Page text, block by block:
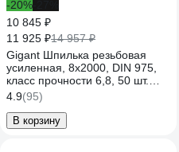
-20%
10 845 ₽
11 925 ₽14 957 ₽
Gigant Шпилька резьбовая
усиленная, 8x2000, DIN 975,
класс прочности 6,8, 50 шт.
GTR-6882000/50
4.9(95)
В корзину